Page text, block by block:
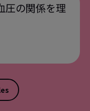
article/20
problem
nutrition/
Fatty-fis
圧の関係を理